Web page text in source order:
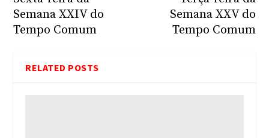
Semana XXIV do
Tempo Comum
Semana XXV do
Tempo Comum
RELATED POSTS